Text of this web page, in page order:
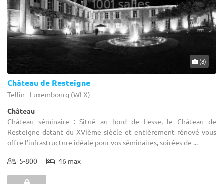
(8)
Château de Resteigne
Tellin - Luxembourg (WLX)
Château
Château séminaire : Situé au bord de Lesse, le Château de
Resteigne datant du XVIème siècle et entièrement rénové vous
offre l'infrastructure idéale pour vos séminaires, soirées de ...
5-800 46 max